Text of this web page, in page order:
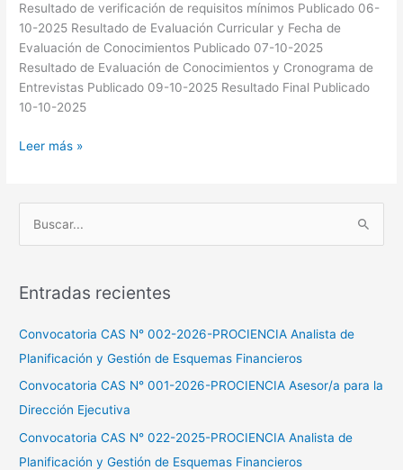
Resultado de verificación de requisitos mínimos Publicado 06-
10-2025 Resultado de Evaluación Curricular y Fecha de
Evaluación de Conocimientos Publicado 07-10-2025
Resultado de Evaluación de Conocimientos y Cronograma de
Entrevistas Publicado 09-10-2025 Resultado Final Publicado
10-10-2025
Financiero
de
Proyectos
Leer más »
c
:
Entradas recientes
Convocatoria CAS N° 002-2026-PROCIENCIA Analista de
Planificación y Gestión de Esquemas Financieros
Convocatoria CAS N° 001-2026-PROCIENCIA Asesor/a para la
Dirección Ejecutiva
Convocatoria CAS N° 022-2025-PROCIENCIA Analista de
Planificación y Gestión de Esquemas Financieros